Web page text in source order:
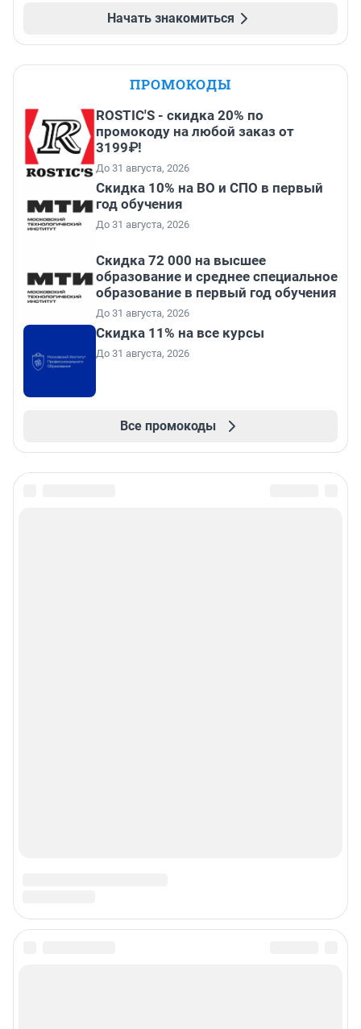
Начать знакомиться
ПРОМОКОДЫ
ROSTIC'S - скидка 20% по
промокоду на любой заказ от
3199₽!
До 31 августа, 2026
Скидка 10% на ВО и СПО в первый
год обучения
До 31 августа, 2026
Скидка 72 000 на высшее
образование и среднее специальное
образование в первый год обучения
До 31 августа, 2026
Скидка 11% на все курсы
До 31 августа, 2026
Все промокоды